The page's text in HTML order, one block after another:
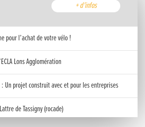
+ d'infos
pour l’achat de votre vélo !
Lons Agglomération
Un projet construit avec et pour les entreprises
de Tassigny (rocade)